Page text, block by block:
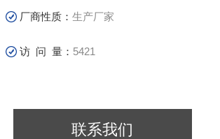
厂商性质：生产厂家
访 问 量： 5421
联系我们